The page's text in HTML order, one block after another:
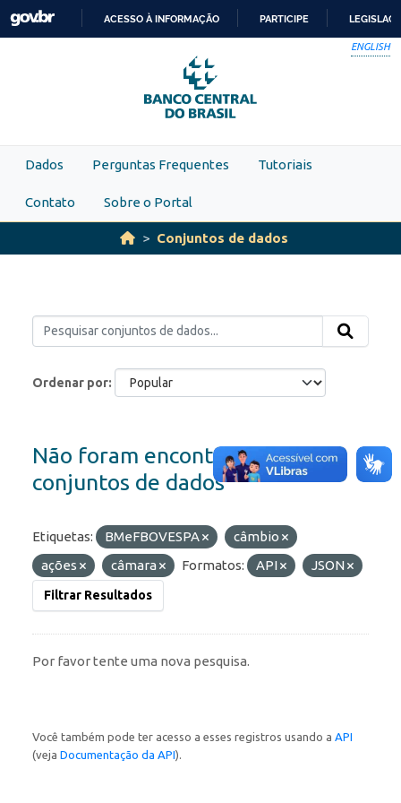
Skip to main content
PARA
O
CONTEÚDO
ACESSO À INFORMAÇÃO PARTICIPE
ENGLISH
Dados Perguntas Frequentes Tutoriais
Contato Sobre o Portal
Conjuntos de dados
Ordenar por
Não foram encontrados
conjuntos de dados
Etiquetas: BMeFBOVESPA
câmbio
ações
câmara Formatos: API JSON
Filtrar Resultados
Por favor tente uma nova pesquisa.
Você também pode ter acesso a esses registros usando a API
(veja Documentação da API).